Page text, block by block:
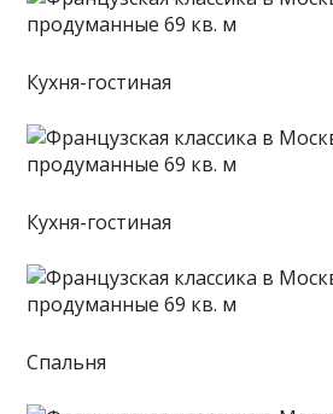
Кухня-гостиная
Кухня-гостиная
Спальня